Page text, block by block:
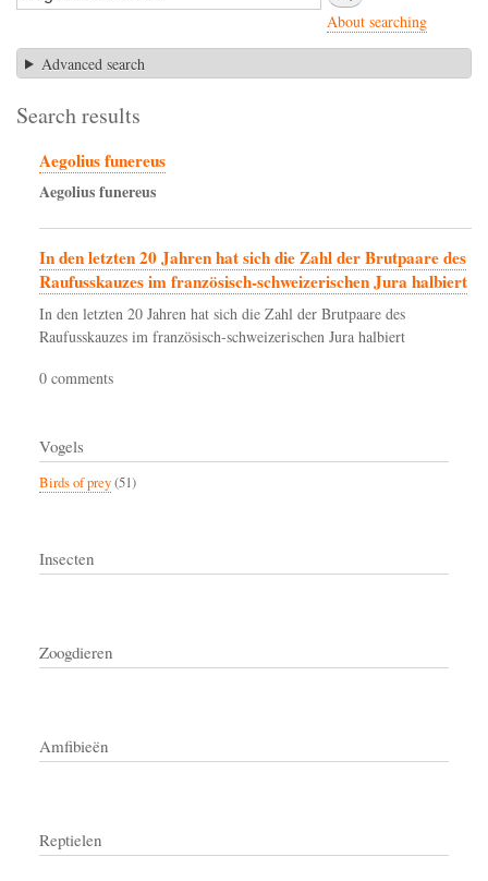
About searching
Advanced search
Search results
Aegolius funereus
Aegoliusfunereus
In den letzten 20 Jahren hat sich die Zahl der Brutpaare des
Raufusskauzes im französisch-schweizerischen Jura halbiert
In den letzten 20 Jahren hat sich die Zahl der Brutpaare des
Raufusskauzes im französisch-schweizerischen Jura halbiert
0 comments
Vogels
Birds of prey(51)
Insecten
Zoogdieren
Amfibieën
Reptielen